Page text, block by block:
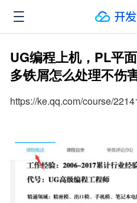
UG编程上机，PL平
多铁屑怎么处理不伤
https://ke.qq.com/course/